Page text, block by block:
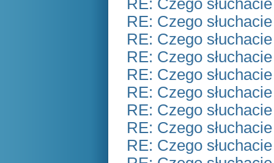
RE: Czego
RE: Czego
RE: Czego
RE: Czego
RE: Czego
RE: Czego
RE: Czego
RE: Czego
RE: Czego